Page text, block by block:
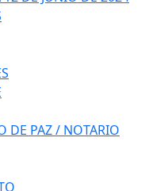
DE PAZ / NOTARIO